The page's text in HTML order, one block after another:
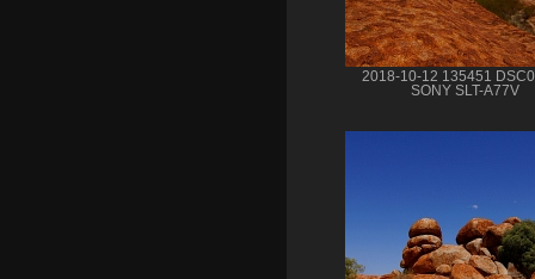
2018-10-12 135451
SONY SLT-A77V